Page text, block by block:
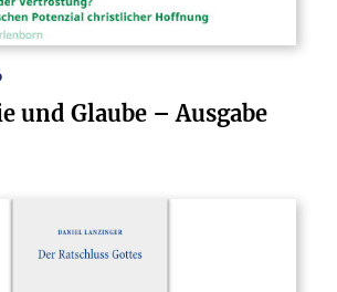
und Glaube – Ausgabe